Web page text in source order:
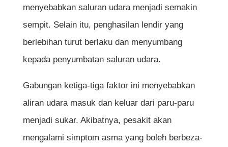
berbahaya?
Bagaimana cara mengurangkan risiko
serangan asma?
Adakah kanak-kanak boleh menghidap
Bilakah pesakit asma perlu mendapatkan
Rujukan
menyebabkan saluran udara menjadi semakin
sempit. Selain itu, penghasilan lendir yang
berlebihan turut berlaku dan menyumbang
kepada penyumbatan saluran udara.
Gabungan ketiga-tiga faktor ini menyebabkan
aliran udara masuk dan keluar dari paru-paru
menjadi sukar. Akibatnya, pesakit akan
mengalami simptom asma yang boleh berbeza-